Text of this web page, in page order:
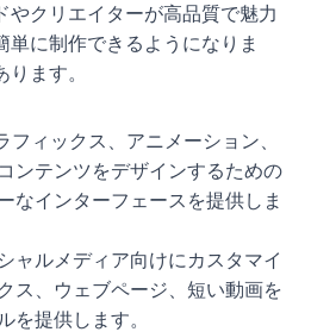
やクリエイターが高品質で魅力
単に制作できるようになりま
ます。
フィックス、アニメーション、
ンテンツをデザインするための
なインターフェースを提供しま
ャルメディア向けにカスタマイ
ス、ウェブページ、短い動画を
を提供します。